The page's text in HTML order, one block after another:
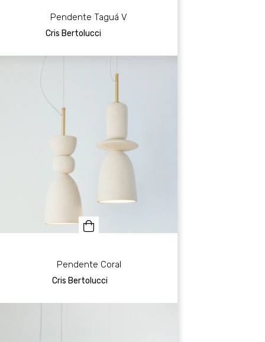
Pendente Taguá V
Cris Bertolucci
Pendente Coral
Cris Bertolucci